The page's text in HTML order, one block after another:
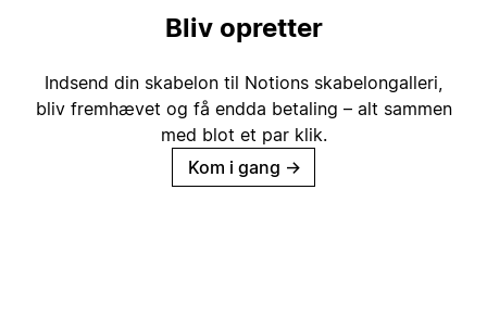
Bliv opretter
Indsend din skabelon til Notions skabelongalleri,
bliv fremhævet og få endda betaling – alt sammen
med blot et par klik.
Kom i gang →